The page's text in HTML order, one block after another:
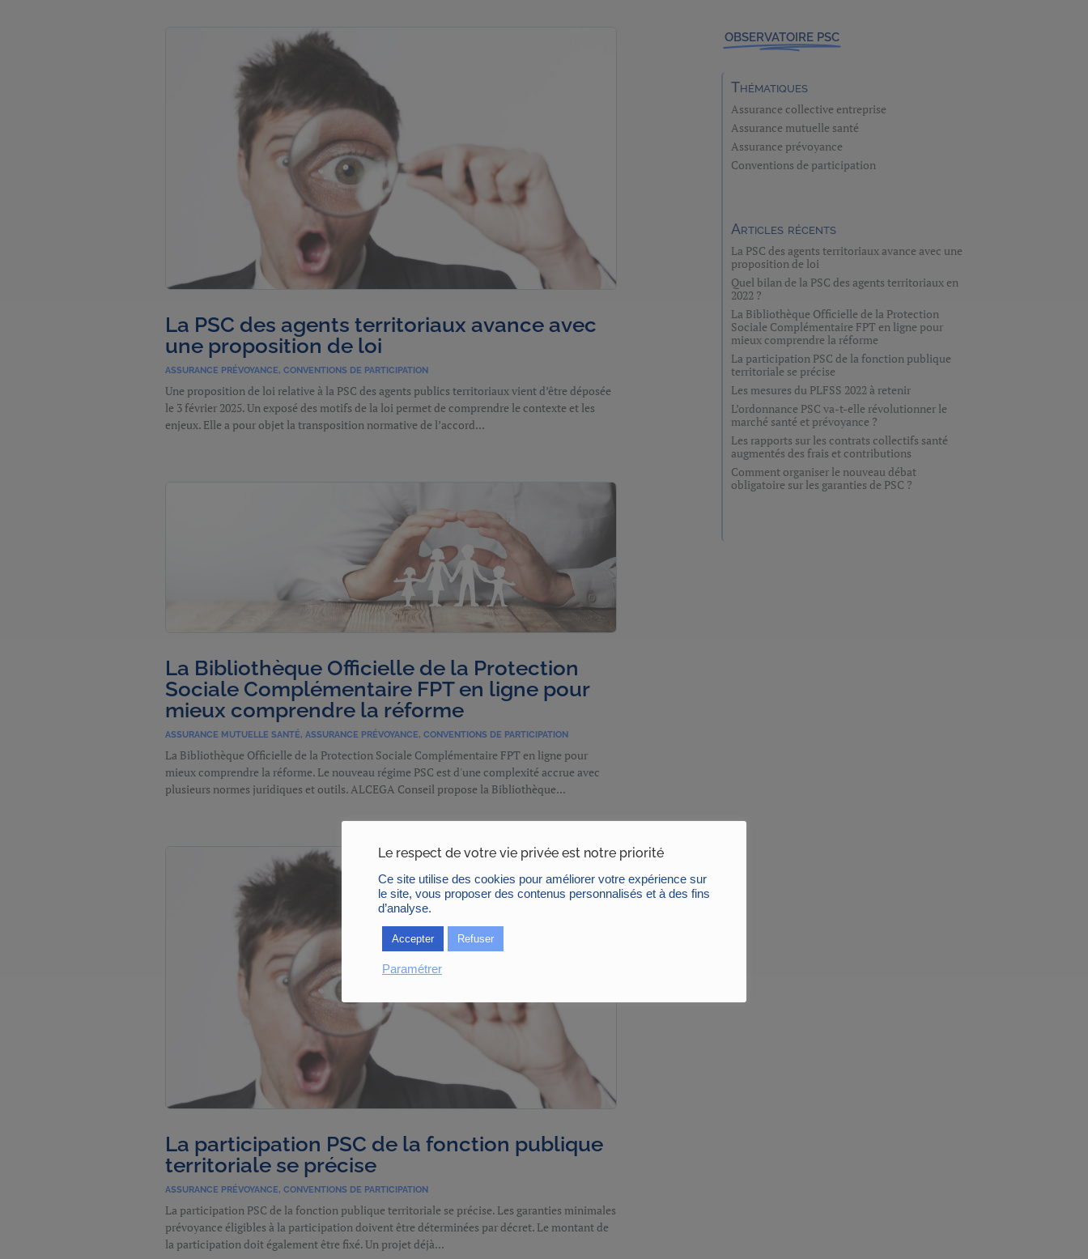
La PSC des agents territoriaux avance avec
une proposition de loi
ASSURANCE PRÉVOYANCE,CONVENTIONS DE PARTICIPATION
Une proposition de loi relative à la PSC des agents publics territoriaux vient d’être déposée
le 3 février 2025. Un exposé des motifs de la loi permet de comprendre le contexte et les
enjeux. Elle a pour objet la transposition normative de l’accord...
La Bibliothèque Officielle de la Protection
Sociale Complémentaire FPT en ligne pour
mieux comprendre la réforme
ASSURANCE MUTUELLE SANTÉ,ASSURANCE PRÉVOYANCE,CONVENTIONS DE PARTICIPATION
La Bibliothèque Officielle de la Protection Sociale Complémentaire FPT en ligne pour
mieux comprendre la réforme. Le nouveau régime PSC est d'une complexité accrue avec
plusieurs normes juridiques et outils. ALCEGA Conseil propose la Bibliothèque...
La participation PSC de la fonction publique
territoriale se précise
ASSURANCE PRÉVOYANCE,CONVENTIONS DE PARTICIPATION
La participation PSC de la fonction publique territoriale se précise. Les garanties minimales
prévoyance éligibles à la participation doivent être déterminées par décret. Le montant de
la participation doit également être fixé. Un projet déjà...
OBSERVATOIRE PSC
Thématiques
Assurance collective entreprise
Assurance mutuelle santé
Assurance prévoyance
Conventions de participation
Articles récents
La PSC des agents territoriaux avance avec une
proposition de loi
Quel bilan de la PSC des agents territoriaux en
2022 ?
La Bibliothèque Officielle de la Protection
Sociale Complémentaire FPT en ligne pour
mieux comprendre la réforme
La participation PSC de la fonction publique
territoriale se précise
Les mesures du PLFSS 2022 à retenir
L’ordonnance PSC va-t-elle révolutionner le
marché santé et prévoyance ?
Les rapports sur les contrats collectifs santé
augmentés des frais et contributions
Comment organiser le nouveau débat
obligatoire sur les garanties de PSC ?
Le respect de votre vie privée est notre priorité
Ce site utilise des cookies pour améliorer votre expérience sur
le site, vous proposer des contenus personnalisés et à des fins
d’analyse.
Accepter Refuser
Paramétrer